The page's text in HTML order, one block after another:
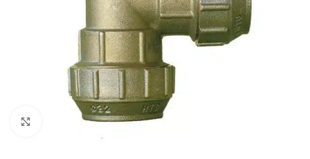
Haga Click para agrandar